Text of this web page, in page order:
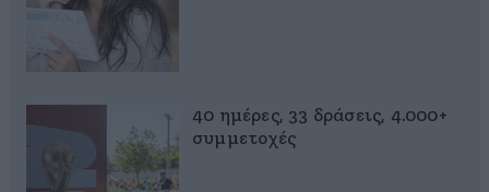
40 ημέρες, 33 δράσεις, 4.000+
συμμετοχές